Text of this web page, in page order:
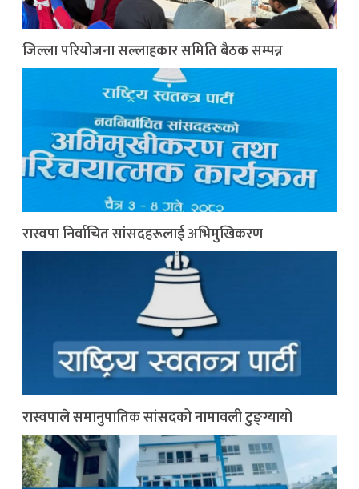
जिल्ला परियोजना सल्लाहकार समिति बैठक सम्पन्न
रास्वपा निर्वाचित सांसदहरूलाई अभिमुखिकरण
रास्वपाले समानुपातिक सांसदको नामावली टुङ्ग्यायो